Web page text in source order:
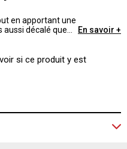
en apportant une
aussi décalé que
En savoir +
si ce produit y est